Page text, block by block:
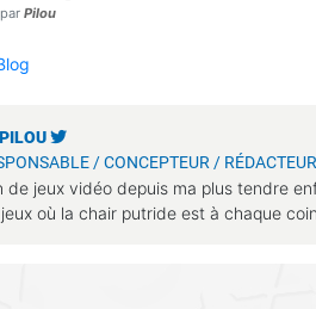
Pilou
PILOU
/ CONCEPTEUR /
de jeux vidéo depuis ma plus tendre
où la chair putride est à chaque